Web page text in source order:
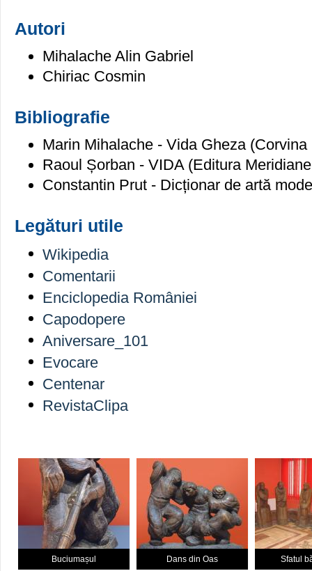
Autori
Mihalache Alin Gabriel
Chiriac Cosmin
Bibliografie
Marin Mihalache - Vida Gheza
Raoul Șorban - VIDA (Editura
Constantin Prut - Dicționar de artă
Legături utile
Wikipedia
Comentarii
Enciclopedia României
Capodopere
Aniversare_101
Evocare
Centenar
RevistaClipa
Buciumașul Dans din Oas Sfatul